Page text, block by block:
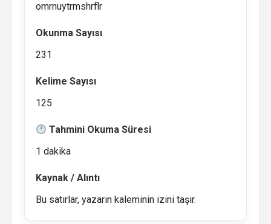
omrnuytrmshrflr
Okunma Sayısı
231
Kelime Sayısı
125
Tahmini Okuma Süresi
1 dakika
Kaynak / Alıntı
Bu satırlar, yazarın kaleminin izini taşır.